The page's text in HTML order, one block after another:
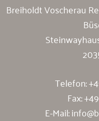
Breiholdt Voscherau
Telefon:
Fax:
E-Mail: